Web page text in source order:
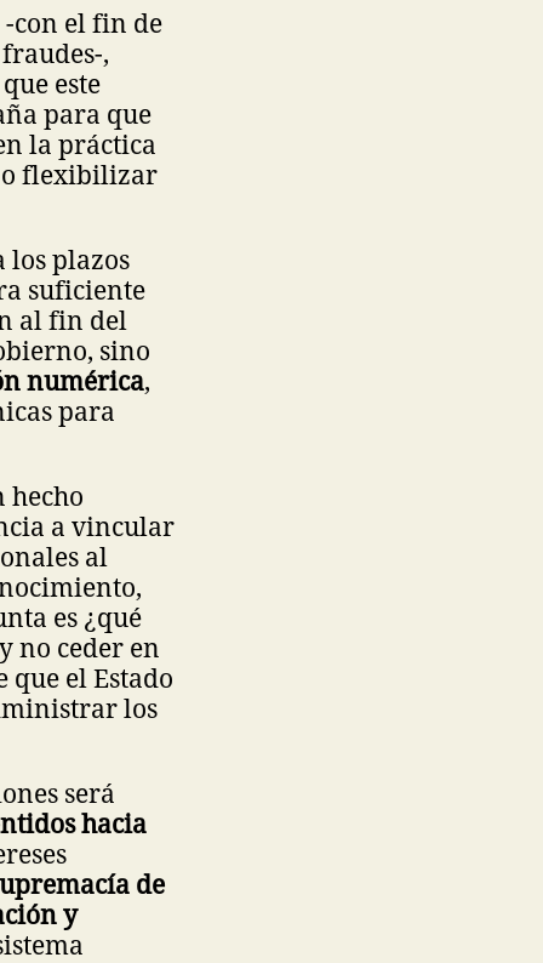
con el fin de
,
este
para que
la práctica
o flexibilizar
los plazos
suficiente
al fin del
sino
numérica,
para
hecho
a vincular
al
es ¿qué
no ceder en
el Estado
los
será
hacia
de
y